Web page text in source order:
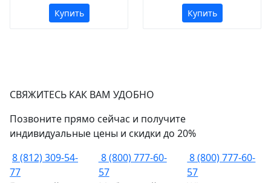
Купить Купить
СВЯЖИТЕСЬ КАК ВАМ УДОБНО
Позвоните прямо сейчас и получите
индивидуальные цены и скидки до 20%
8 (812) 309-54-
77
8 (800) 777-60-
57
8 (800) 777-60-
57